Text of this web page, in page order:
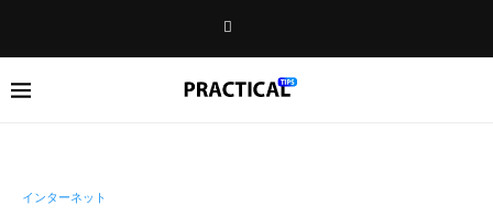
インターネット